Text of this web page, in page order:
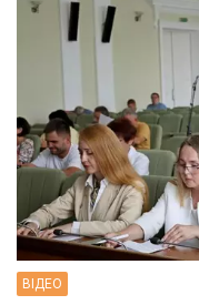
ВIДЕО